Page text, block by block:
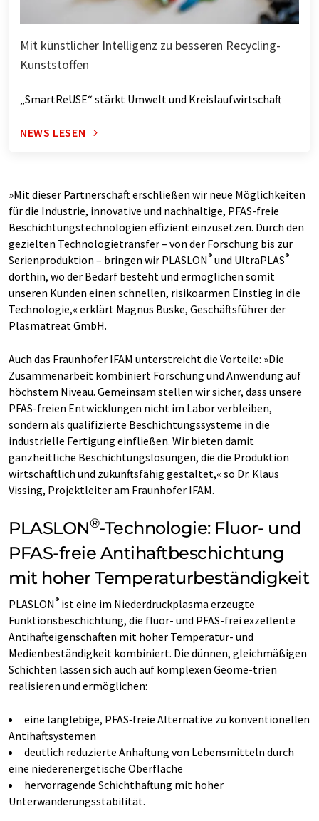
Mit künstlicher Intelligenz zu besseren Recycling-
Kunststoffen
„SmartReUSE“ stärkt Umwelt und Kreislaufwirtschaft
NEWS LESEN
»Mit dieser Partnerschaft erschließen wir neue Möglichkeiten
für die Industrie, innovative und nachhaltige, PFAS-freie
Beschichtungstechnologien effizient einzusetzen. Durch den
gezielten Technologietransfer – von der Forschung bis zur
Serienproduktion – bringen wir PLASLON ® und UltraPLAS®
dorthin, wo der Bedarf besteht und ermöglichen somit
unseren Kunden einen schnellen, risikoarmen Einstieg in die
Technologie,« erklärt Magnus Buske, Geschäftsführer der
Plasmatreat GmbH.
Auch das Fraunhofer IFAM unterstreicht die Vorteile: »Die
Zusammenarbeit kombiniert Forschung und Anwendung auf
höchstem Niveau. Gemeinsam stellen wir sicher, dass unsere
PFAS-freien Entwicklungen nicht im Labor verbleiben,
sondern als qualifizierte Beschichtungssysteme in die
industrielle Fertigung einfließen. Wir bieten damit
ganzheitliche Beschichtungslösungen, die die Produktion
wirtschaftlich und zukunftsfähig gestaltet,« so Dr. Klaus
Vissing, Projektleiter am Fraunhofer IFAM.
PLASLON®-Technologie: Fluor- und
PFAS-freie Antihaftbeschichtung
mit hoher Temperaturbeständigkeit
PLASLON ® ist eine im Niederdruckplasma erzeugte
Funktionsbeschichtung, die fluor- und PFAS-frei exzellente
Antihafteigenschaften mit hoher Temperatur- und
Medienbeständigkeit kombiniert. Die dünnen, gleichmäßigen
Schichten lassen sich auch auf komplexen Geome-trien
realisieren und ermöglichen:
eine langlebige, PFAS‑freie Alternative zu konventionellen
Antihaftsystemen
deutlich reduzierte Anhaftung von Lebensmitteln durch
eine niederenergetische Oberfläche
hervorragende Schichthaftung mit hoher
Unterwanderungsstabilität.